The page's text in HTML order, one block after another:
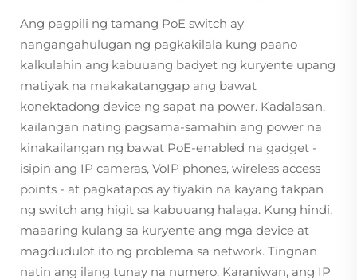
Ang pagpili ng tamang PoE switch ay
nangangahulugan ng pagkakilala kung paano
kalkulahin ang kabuuang badyet ng kuryente upang
matiyak na makakatanggap ang bawat
konektadong device ng sapat na power. Kadalasan,
kailangan nating pagsama-samahin ang power na
kinakailangan ng bawat PoE-enabled na gadget -
isipin ang IP cameras, VoIP phones, wireless access
points - at pagkatapos ay tiyakin na kayang takpan
ng switch ang higit sa kabuuang halaga. Kung hindi,
maaaring kulang sa kuryente ang mga device at
magdudulot ito ng problema sa network. Tingnan
natin ang ilang tunay na numero. Karaniwan, ang IP